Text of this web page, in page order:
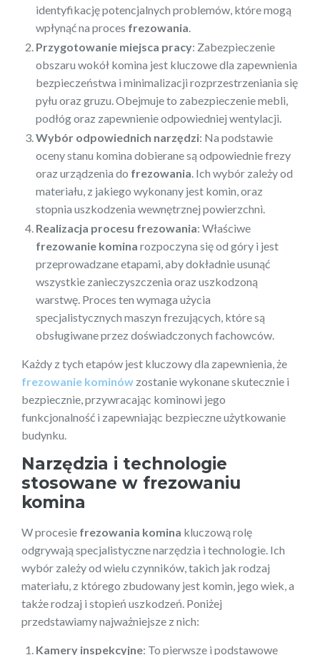
identyfikację potencjalnych problemów, które mogą
wpłynąć na proces frezowania
Przygotowanie miejsca pracy: Zabezpieczenie
obszaru wokół komina jest kluczowe dla zapewnienia
bezpieczeństwa i minimalizacji rozprzestrzeniania się
pyłu oraz gruzu. Obejmuje to zabezpieczenie mebli,
podłóg oraz zapewnienie odpowiedniej wentylacji.
Wybór odpowiednich narzędzi: Na podstawie
oceny stanu komina dobierane są odpowiednie frezy
oraz urządzenia do frezowania . Ich wybór zależy od
materiału, z jakiego wykonany jest komin, oraz
stopnia uszkodzenia wewnętrznej powierzchni.
Realizacja procesu frezowania: Właściwe
frezowanie komina rozpoczyna się od góry i jest
przeprowadzane etapami, aby dokładnie usunąć
wszystkie zanieczyszczenia oraz uszkodzoną
warstwę. Proces ten wymaga użycia
specjalistycznych maszyn frezujących, które są
obsługiwane przez doświadczonych fachowców.
Każdy z tych etapów jest kluczowy dla zapewnienia, że
frezowanie kominów zostanie wykonane skutecznie i
bezpiecznie, przywracając kominowi jego
funkcjonalność i zapewniając bezpieczne użytkowanie
budynku.
Narzędzia i technologie
stosowane w frezowaniu
komina
W procesie frezowania komina kluczową rolę
odgrywają specjalistyczne narzędzia i technologie. Ich
wybór zależy od wielu czynników, takich jak rodzaj
materiału, z którego zbudowany jest komin, jego wiek, a
także rodzaj i stopień uszkodzeń. Poniżej
przedstawiamy najważniejsze z nich:
Kamery inspekcyjne: To pierwsze i podstawowe